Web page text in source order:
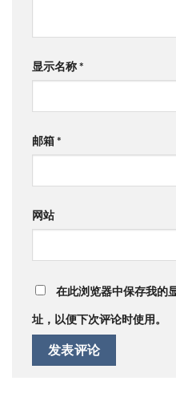
显示名称*
邮箱*
网站
在此浏览器中保存我的
址，以便下次评论时使用。